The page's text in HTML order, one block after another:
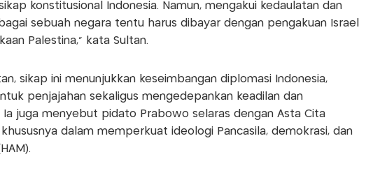
konstitusional Indonesia. Namun, mengakui kedaulatan dan
sebuah negara tentu harus dibayar dengan pengakuan Israel
Palestina,” kata Sultan.
sikap ini menunjukkan keseimbangan diplomasi Indonesia,
penjajahan sekaligus mengedepankan keadilan dan
Ia juga menyebut pidato Prabowo selaras dengan Asta Cita
dalam memperkuat ideologi Pancasila, demokrasi, dan